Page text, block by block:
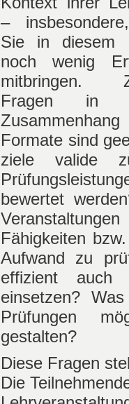
–
Sie in diesem
noch wenig
mitbringen.
Fragen in
Formate sind
ziele valide
bewertet
Fähigkeiten
Aufwand zu
effizient auch
einsetzen?
Prüfungen
gestalten?
Diese Fragen
Die